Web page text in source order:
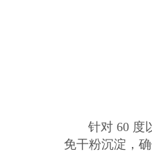
针对 60 度以
免干粉沉淀，